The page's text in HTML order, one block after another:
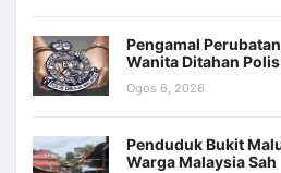
Pengamal
Wanita Ditahan
Ogos 6, 2026
Penduduk Bukit
Warga Malaysia Sah